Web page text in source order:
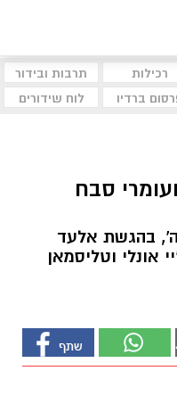
רכילות
תרבות ובידור
ברדיו לוח שידורים
סבח
בהגשת אלעד
אונלי וטליסמאן